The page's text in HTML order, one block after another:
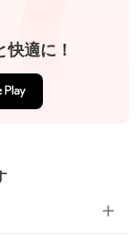
適に！